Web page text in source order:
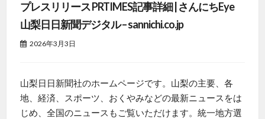
プレスリリース PRTIMES記事詳細 | さんにちEye
山梨日日新聞デジタル – sannichi.co.jp
2026年3月3日
山梨日日新聞社のホームページです。山梨の主要、各
地、経済、スポーツ、おくやみなどの最新ニュースをは
じめ、全国のニュースもご覧いただけます。統一地方選